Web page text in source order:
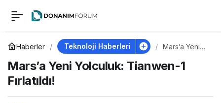
Haberler Teknoloji Haberleri
Mars’a Yeni
Tianwen-1
Fırlatıldı!
Mars’a Yeni Yolculuk: Tianwen-1
Fırlatıldı!
Mars’a Yeni Yolculuk:
Tianwen-1 Fırlatıldı!